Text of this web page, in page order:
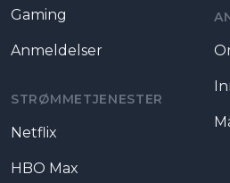
Gaming
Anmeldelser
STRØMMETJENESTER
Netflix
HBO Max